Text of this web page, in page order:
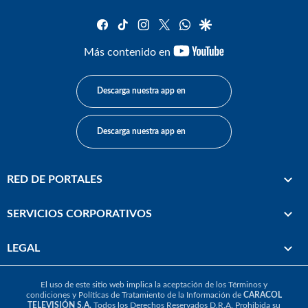
facebook
tiktokinstagram
twitterwhatsapp
google
Más contenido en
youtube-
Descarga nuestra app en
Descarga nuestra app en
RED DE PORTALES
SERVICIOS CORPORATIVOS
LEGAL
El uso de este sitio web implica la aceptación de los Términos y
condiciones y Políticas de Tratamiento de la Información de CARACOL
TELEVISIÓN S.A. Todos los Derechos Reservados D.R.A. Prohibida su